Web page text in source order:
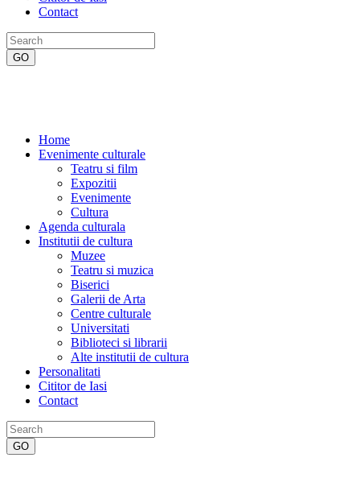
Contact
Home
Evenimente culturale
Teatru si film
Expozitii
Evenimente
Cultura
Agenda culturala
Institutii de cultura
Muzee
Teatru si muzica
Biserici
Galerii de Arta
Centre culturale
Universitati
Biblioteci si librarii
Alte institutii de cultura
Personalitati
Cititor de Iasi
Contact